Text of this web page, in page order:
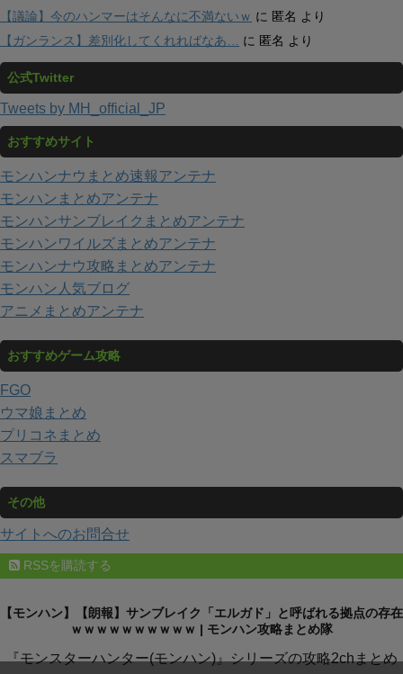
【議論】今のハンマーはそんなに不満ないｗ に 匿名 より
【ガンランス】差別化してくれればなあ…
に 匿名 より
公式Twitter
Tweets by MH_official_JP
おすすめサイト
モンハンナウまとめ速報アンテナ
モンハンまとめアンテナ
モンハンサンブレイクまとめアンテナ
モンハンワイルズまとめアンテナ
モンハンナウ攻略まとめアンテナ
モンハン人気ブログ
アニメまとめアンテナ
おすすめゲーム攻略
FGO
ウマ娘まとめ
プリコネまとめ
スマブラ
その他
サイトへのお問合せ
RSSを購読する
【モンハン】【朗報】サンブレイク「エルガド」と呼ばれる拠点の存在
ｗｗｗｗｗｗｗｗｗｗ | モンハン攻略まとめ隊
『モンスターハンター(モンハン)』シリーズの攻略2chまとめ